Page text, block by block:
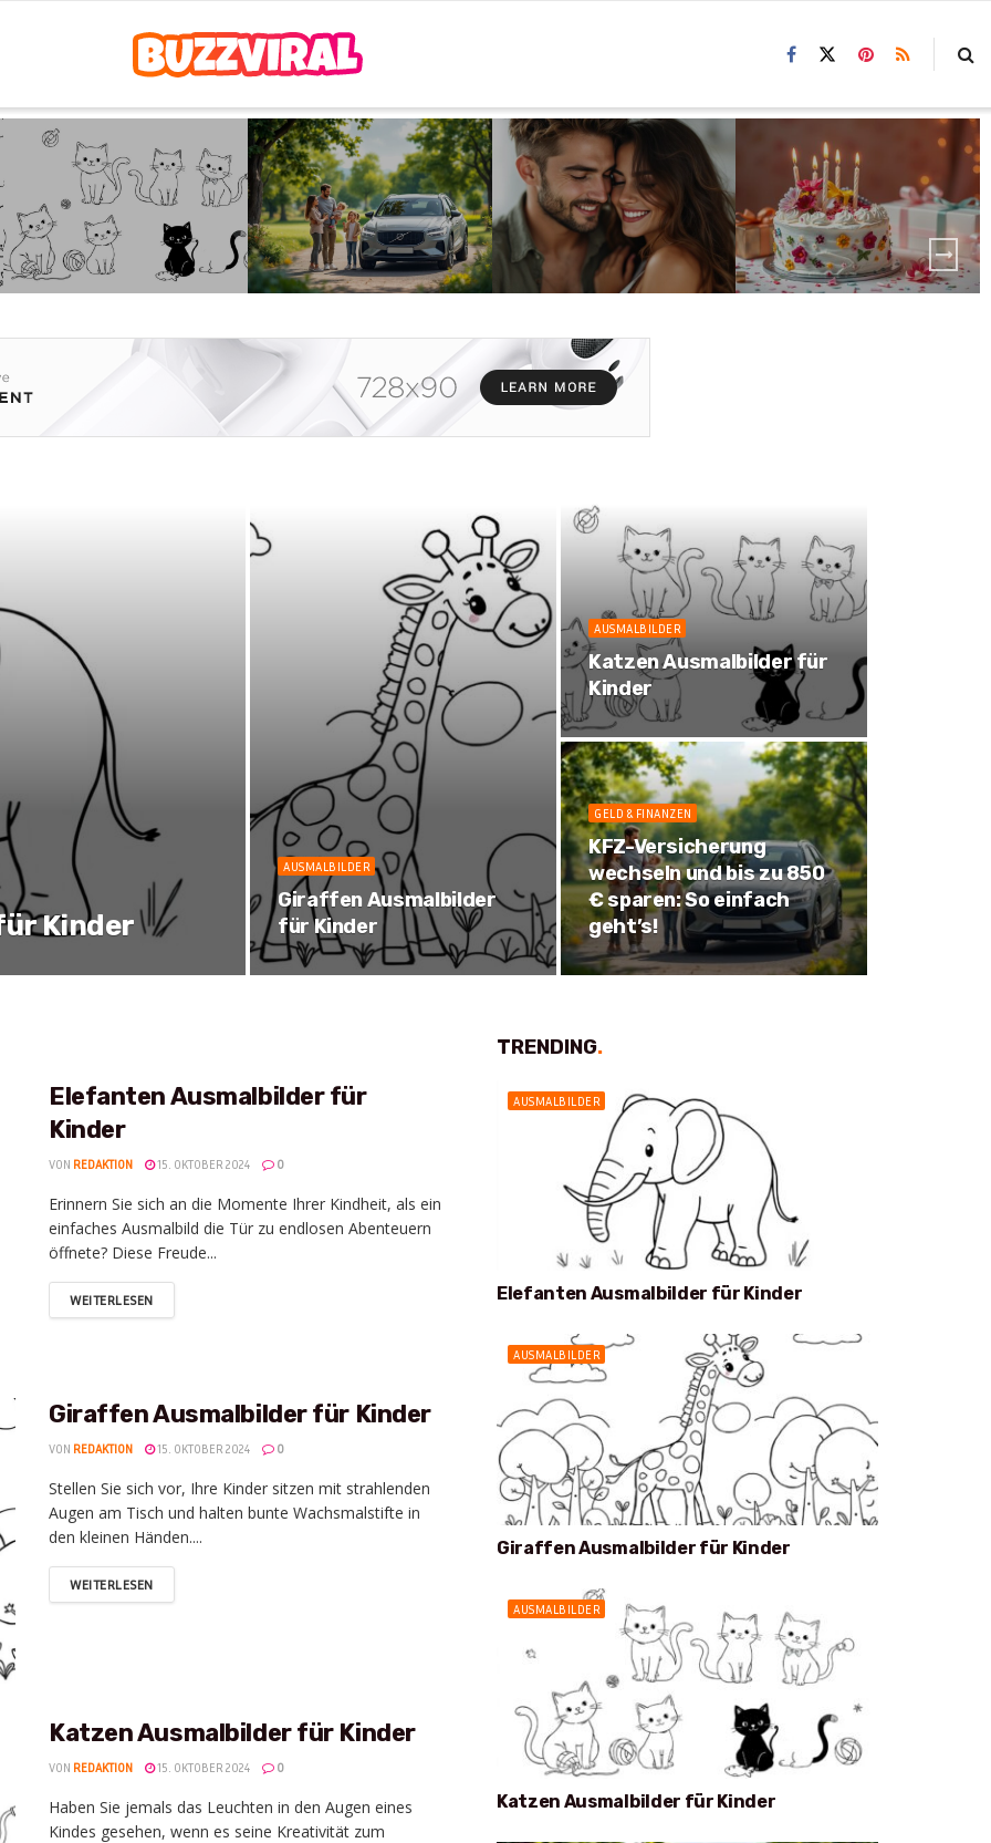
HD gbpics
Kinder
AUSMALBILDER
Giraffen Ausmalbilder
für Kinder
AUSMALBILDER
Katzen Ausmalbilder für
Kinder
GELD & FINANZEN
KFZ-Versicherung
wechseln und bis zu 850
€ sparen: So einfach
geht’s!
Elefanten Ausmalbilder für
Kinder
VON REDAKTION 15. OKTOBER 2024 0
Erinnern Sie sich an die Momente Ihrer Kindheit, als ein
einfaches Ausmalbild die Tür zu endlosen Abenteuern
öffnete? Diese Freude...
WEITERLESEN
Giraffen Ausmalbilder für Kinder
VON REDAKTION 15. OKTOBER 2024 0
Stellen Sie sich vor, Ihre Kinder sitzen mit strahlenden
Augen am Tisch und halten bunte Wachsmalstifte in
den kleinen Händen....
WEITERLESEN
Katzen Ausmalbilder für Kinder
VON REDAKTION 15. OKTOBER 2024 0
Haben Sie jemals das Leuchten in den Augen eines
Kindes gesehen, wenn es seine Kreativität zum
TRENDING.
AUSMALBILDER
Elefanten Ausmalbilder für Kinder
AUSMALBILDER
Giraffen Ausmalbilder für Kinder
AUSMALBILDER
Katzen Ausmalbilder für Kinder